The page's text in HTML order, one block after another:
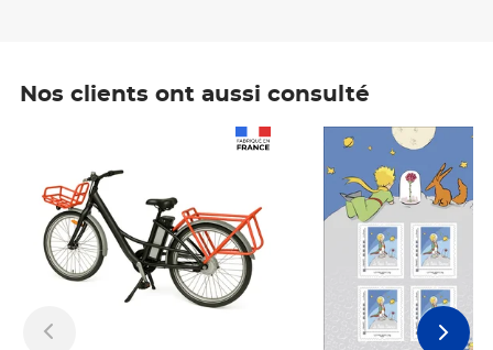
Nos clients ont aussi consulté
Prix 7,50€